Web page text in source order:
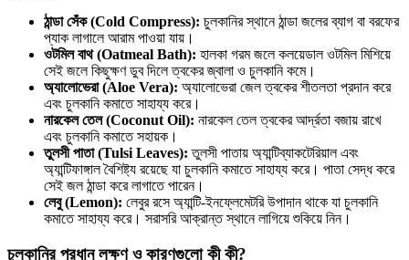
ঠান্ডা সেঁক (Cold Compress): চুলকানির স্থানে ঠান্ডা জলের ব্যাগ বা বরফের
প্যাক লাগালে আরাম পাওয়া যায়।
ওটমিল বাথ (Oatmeal Bath): হালকা গরম জলে কলয়েডাল ওটমিল মিশিয়ে
সেই জলে কিছুক্ষণ ডুব দিলে ত্বকের জ্বালা ও চুলকানি কমে।
অ্যালোভেরা (Aloe Vera): অ্যালোভেরা জেল ত্বকের শীতলতা প্রদান করে
এবং চুলকানি কমাতে সাহায্য করে।
নারকেল তেল (Coconut Oil): নারকেল তেল ত্বকের আর্দ্রতা বজায় রাখে
এবং চুলকানি কমাতে সহায়ক।
তুলসী পাতা (Tulsi Leaves): তুলসী পাতায় অ্যান্টিব্যাকটেরিয়াল এবং
অ্যান্টিফাঙ্গাল বৈশিষ্ট্য রয়েছে যা চুলকানি কমাতে সাহায্য করে। পাতা সেদ্ধ করে
সেই জল ঠান্ডা করে লাগাতে পারেন।
লেবু (Lemon): লেবুর রসে অ্যান্টি-ইনফ্লেমেটরি উপাদান থাকে যা চুলকানি
কমাতে সাহায্য করে। সরাসরি আক্রান্ত স্থানে লাগিয়ে শুকিয়ে নিন।
চুলকানির প্রধান লক্ষণ ও কারণগুলো কী কী?